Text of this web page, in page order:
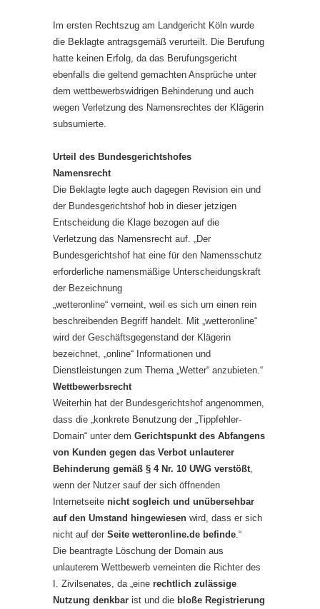
Im ersten Rechtszug am Landgericht Köln wurde
die Beklagte antragsgemäß verurteilt. Die Berufung
hatte keinen Erfolg, da das Berufungsgericht
ebenfalls die geltend gemachten Ansprüche unter
dem wettbewerbswidrigen Behinderung und auch
wegen Verletzung des Namensrechtes der Klägerin
subsumierte.
Urteil des Bundesgerichtshofes
Namensrecht
Die Beklagte legte auch dagegen Revision ein und
der Bundesgerichtshof hob in dieser jetzigen
Entscheidung die Klage bezogen auf die
Verletzung das Namensrecht auf. „Der
Bundesgerichtshof hat eine für den Namensschutz
erforderliche namensmäßige Unterscheidungskraft
der Bezeichnung
„wetteronline“ verneint, weil es sich um einen rein
beschreibenden Begriff handelt. Mit „wetteronline“
wird der Geschäftsgegenstand der Klägerin
bezeichnet, „online“ Informationen und
Dienstleistungen zum Thema „Wetter“ anzubieten.“
Wettbewerbsrecht
Weiterhin hat der Bundesgerichtshof angenommen,
dass die „konkrete Benutzung der „Tippfehler-
Domain“ unter dem Gerichtspunkt des Abfangens
von Kunden gegen das Verbot unlauterer
Behinderung gemäß § 4 Nr. 10 UWG verstößt,
wenn der Nutzer sauf der sich öffnenden
Internetseite nicht sogleich und unübersehbar
auf den Umstand hingewiesen wird, dass er sich
nicht auf der Seite wetteronline.de befinde.“
Die beantragte Löschung der Domain aus
unlauterem Wettbewerb verneinten die Richter des
I. Zivilsenates, da „eine rechtlich zulässige
Nutzung denkbar ist und die bloße Registrierung